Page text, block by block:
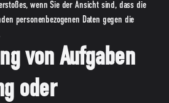
wenn Sie der Ansicht sind, dass die
personenbezogenen Daten gegen die
von Aufgaben
oder